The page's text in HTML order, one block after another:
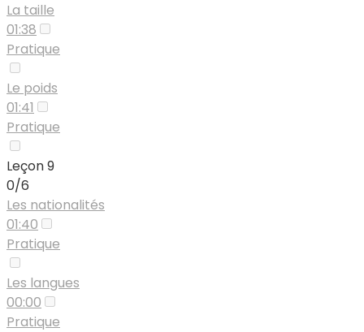
La taille
01:38
Pratique
Le poids
01:41
Pratique
Leçon 9
0/6
Les nationalités
01:40
Pratique
Les langues
00:00
Pratique